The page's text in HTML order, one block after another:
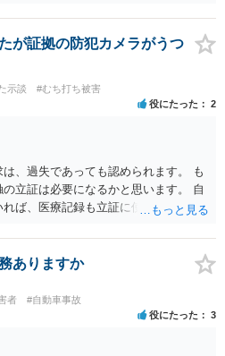
今後どう対応すべきでしょうか？ →債
拒み、請求するのであれば本人に対し
ます。
が証拠の防犯カメラがうつ
示談 #むち打ち被害
役にたった 2
、過失であっても認められます。 も
立証は必要になるかと思います。 自
ば、医療記録も立証に使えるかと思
ありますか
者 #自動車事故
役にたった 3